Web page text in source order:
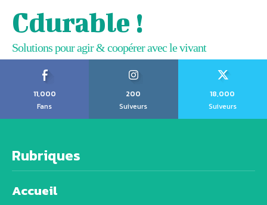
Cdurable !
Solutions pour agir & coopérer avec le vivant
11,000
Fans
200
Suiveurs
18,000
Suiveurs
Rubriques
Accueil